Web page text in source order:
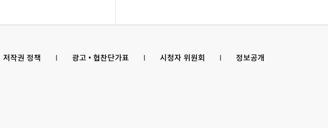
저작권 정책 l 광고 • 협찬단가표 l 시청자 위원회 l 정보공개